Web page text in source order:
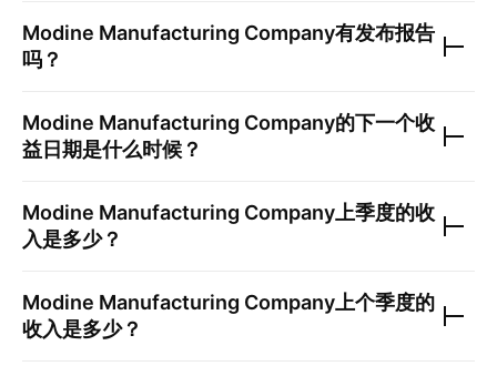
Modine Manufacturing Company有发布报告
吗？
Modine Manufacturing Company的下一个收
益日期是什么时候？
Modine Manufacturing Company 上季度的收
入是多少？
Modine Manufacturing Company 上个季度的
收入是多少？